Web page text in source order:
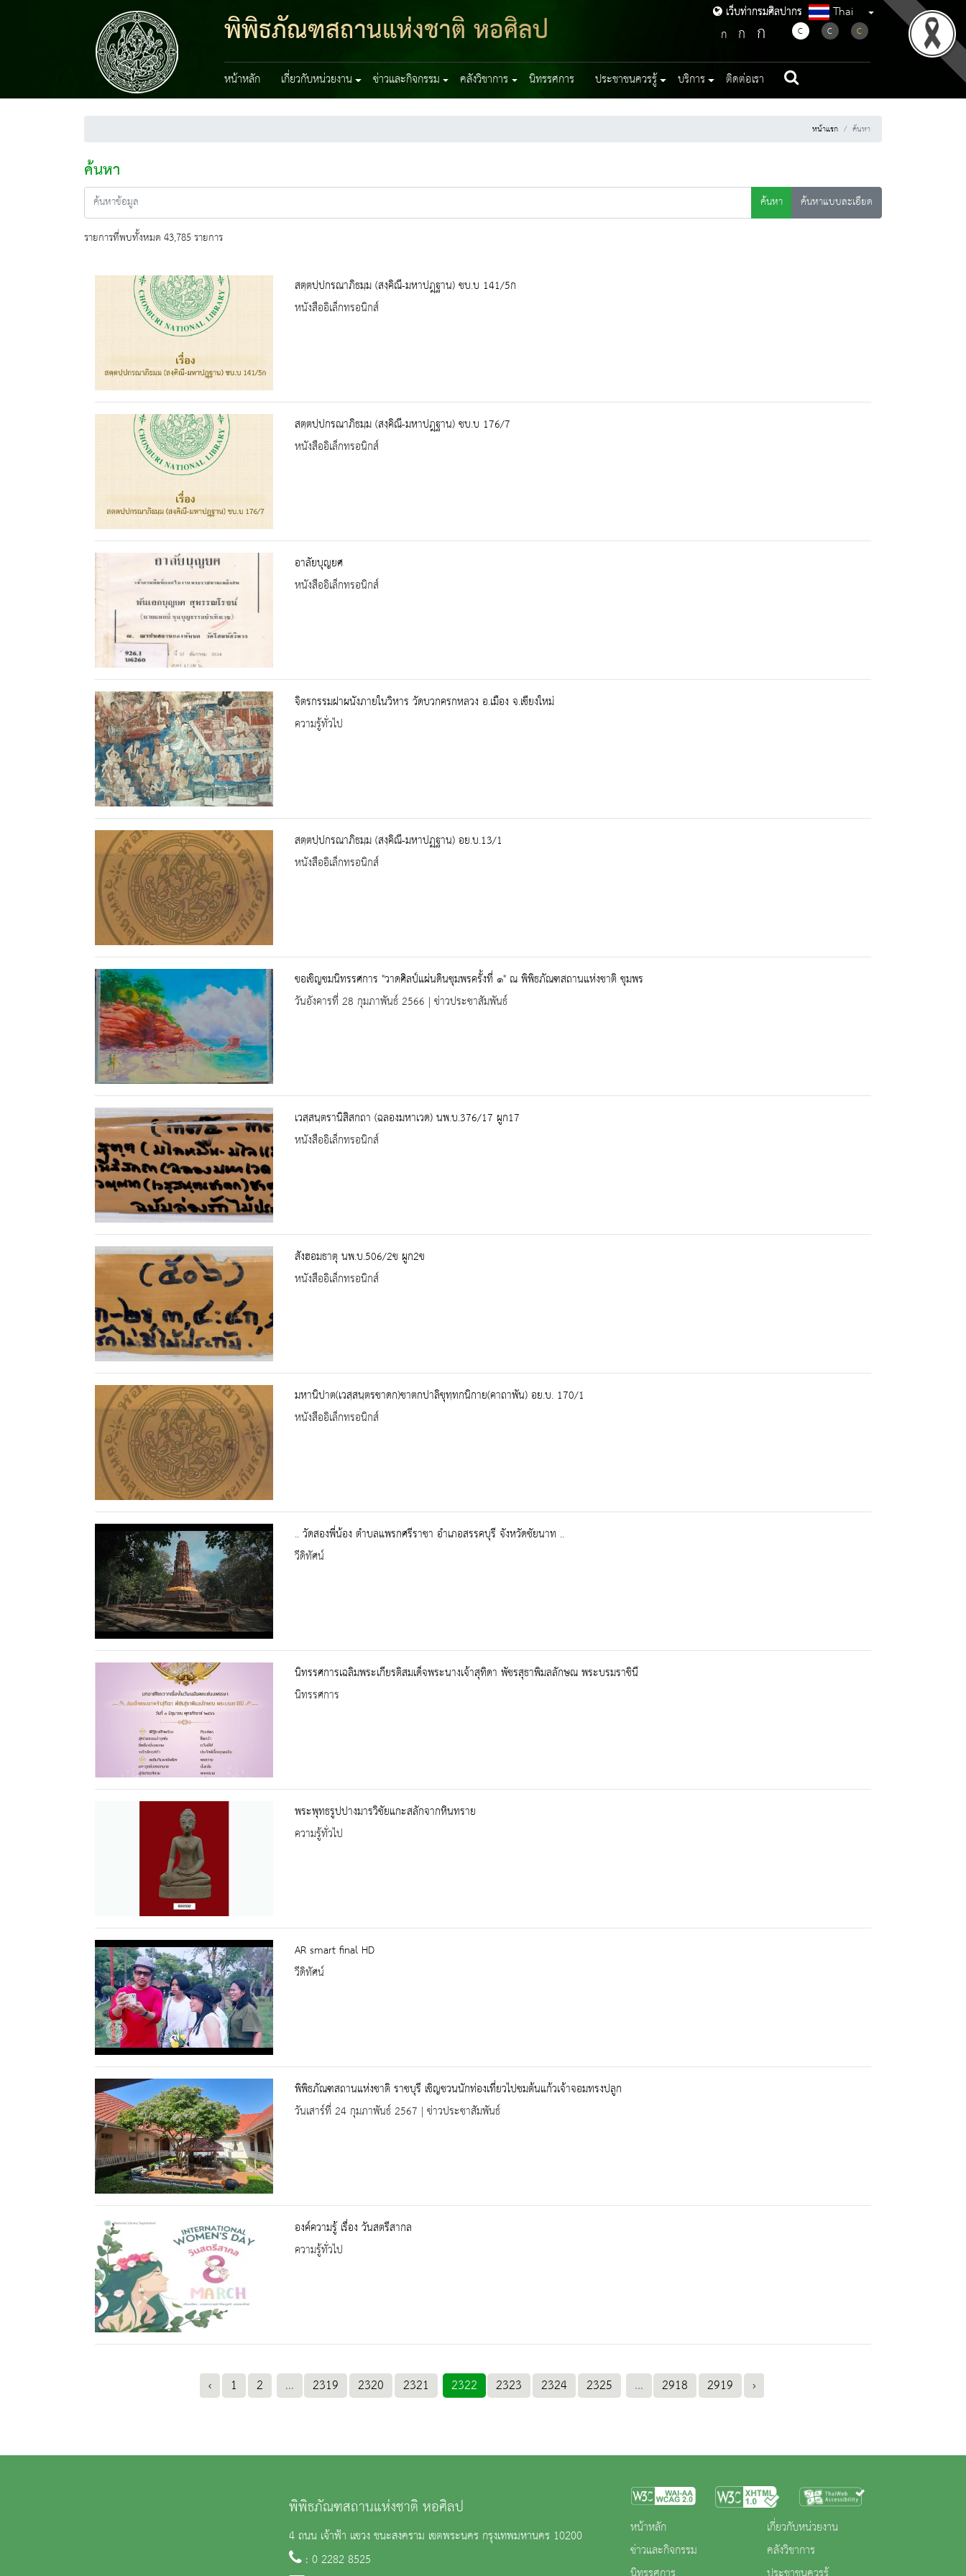
เว็บท่ากรมศิลปากร
พิพิธภัณฑสถานแห่งชาติ หอศิลป เว็บท่ากรมศิลปากร Thai
ก ก ก C C C
หน้าหลัก เกี่ยวกับหน่วยงาน ข่าวและกิจกรรม คลังวิชาการ นิทรรศการ ประชาชนควรรู้ บริการ ติดต่อเรา
หน้าแรก ค้นหา
ค้นหา
ค้นหา
ค้นหาแบบละเอียด
รายการที่พบทั้งหมด 43,785 รายการ
สตฺตปฺปกรณาภิธมฺม (สงฺคิณี-มหาปฎฺฐาน) ชบ.บ 141/5ก
หนังสืออิเล็กทรอนิกส์
สตฺตปฺปกรณาภิธมฺม (สงฺคิณี-มหาปฎฺฐาน) ชบ.บ 176/7
หนังสืออิเล็กทรอนิกส์
อาลัยบุญยศ
หนังสืออิเล็กทรอนิกส์
จิตรกรรมฝาผนังภายในวิหาร วัดบวกครกหลวง อ.เมือง จ.เชียงใหม่
ความรู้ทั่วไป
สตฺตปฺปกรณาภิธมฺม (สงฺคิณี-มหาปฏฺฐาน) อย.บ.13/1
หนังสืออิเล็กทรอนิกส์
ขอเชิญชมนิทรรศการ "วาดศิลป์แผ่นดินชุมพรครั้งที่ ๑" ณ พิพิธภัณฑสถานแห่งชาติ ชุมพร
วันอังคารที่ 28 กุมภาพันธ์ 2566 | ข่าวประชาสัมพันธ์
เวสฺสนฺตรานิสิสกถา (ฉลองมหาเวด) นพ.บ.376/17 ผูก17
หนังสืออิเล็กทรอนิกส์
สังฮอมธาตุ นพ.บ.506/2ข ผูก2ข
หนังสืออิเล็กทรอนิกส์
มหานิปาต(เวสฺสนฺตรชาดก)ชาตกปาลิขุทฺทกนิกาย(คาถาพัน) อย.บ. 170/1
หนังสืออิเล็กทรอนิกส์
.. วัดสองพี่น้อง ตำบลแพรกศรีราชา อำเภอสรรคบุรี จังหวัดชัยนาท ..
วีดิทัศน์
นิทรรศการเฉลิมพระเกียรติสมเด็จพระนางเจ้าสุทิดา พัชรสุธาพิมลลักษณ พระบรมราชินี
นิทรรศการ
พระพุทธรูปปางมารวิชัยแกะสลักจากหินทราย
ความรู้ทั่วไป
AR smart final HD
วีดิทัศน์
พิพิธภัณฑสถานแห่งชาติ ราชบุรี เชิญชวนนักท่องเที่ยวไปชมต้นแก้วเจ้าจอมทรงปลูก
วันเสาร์ที่ 24 กุมภาพันธ์ 2567 | ข่าวประชาสัมพันธ์
องค์ความรู้ เรื่อง วันสตรีสากล
ความรู้ทั่วไป
‹ 1 2 ... 2319 2320 2321 2322 2323 2324 2325 ... 2918 2919 ›
พิพิธภัณฑสถานแห่งชาติ หอศิลป
4 ถนน เจ้าฟ้า แขวง ชนะสงคราม เขตพระนคร กรุงเทพมหานคร 10200
: 0 2282 8525
หน้าหลัก
ข่าวและกิจกรรม
เกี่ยวกับหน่วยงาน
คลังวิชาการ